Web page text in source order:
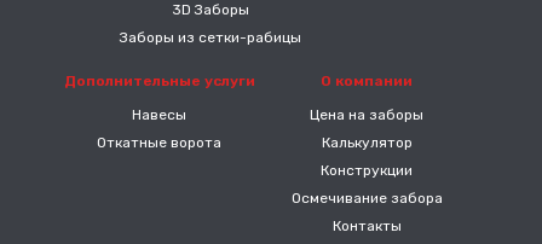
3D Заборы
Заборы из сетки-рабицы
Дополнительные услуги
Навесы
Откатные ворота
О компании
Цена на заборы
Калькулятор
Конструкции
Осмечивание забора
Контакты